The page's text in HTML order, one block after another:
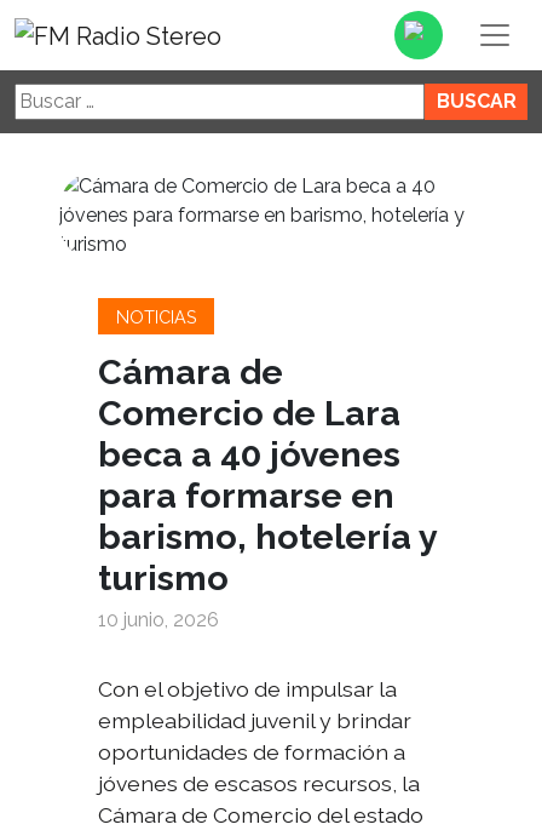
Buscar:
NOTICIAS
Cámara de
Comercio de Lara
beca a 40 jóvenes
para formarse en
barismo, hotelería y
turismo
10 junio, 2026
Con el objetivo de impulsar la
empleabilidad juvenil y brindar
oportunidades de formación a
jóvenes de escasos recursos, la
Cámara de Comercio del estado